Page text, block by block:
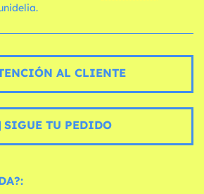
AL CLIENTE
SIGUE TU PEDIDO